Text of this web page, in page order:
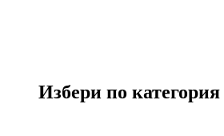
Избери по категория